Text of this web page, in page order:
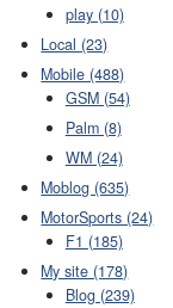
play (10)
Local (23)
Mobile (488)
GSM (54)
Palm (8)
WM (24)
Moblog (635)
MotorSports (24)
F1 (185)
My site (178)
Blog (239)